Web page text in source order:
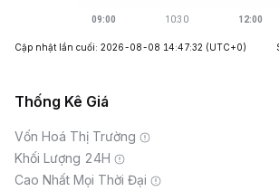
Cập nhật lần cuối: 2026-08-08 14:47:32 (UTC+0)
Thống Kê Giá
Vốn Hoá Thị Trường
Khối Lượng 24H
Cao Nhất Mọi Thời Đại